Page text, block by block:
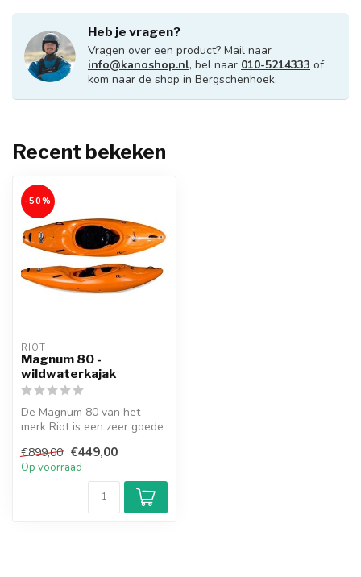
Heb je vragen?
Vragen over een product? Mail naar
info@kanoshop.nl, bel naar 010-5214333 of
kom naar de shop in Bergschenhoek.
Recent bekeken
-50%
RIOT
Magnum 80 -
wildwaterkajak
De Magnum 80 van het
merk Riot is een zeer goede
super l...
€899,00 €449,00
Op voorraad